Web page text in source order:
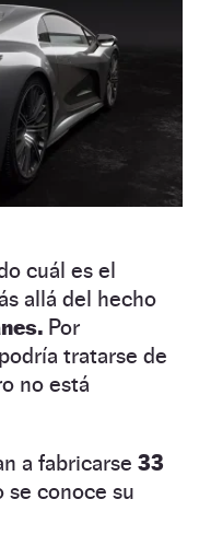
cuál es el
allá del hecho
Por
tratarse de
no está
a fabricarse 33
se conoce su